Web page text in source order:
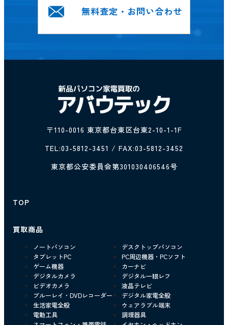
無料査定・お問い合わせ
〒110-0016 東京都台東区台東2-10-1-1F
TEL:03-5812-3451 / FAX:03-5812-3452
東京都公安委員会第301030406546号
TOP
買取商品
ノートパソコン
デスクトップパソコン
タブレットPC
PC周辺機器・PCソフト
ゲーム機器
カーナビ
デジタルカメラ
デジタル一眼レフ
ビデオカメラ
液晶テレビ
ブルーレイ・DVDレコーダー
デジタル家電全般
生活家電全般
ウェアラブル端末
電動工具
調理器具